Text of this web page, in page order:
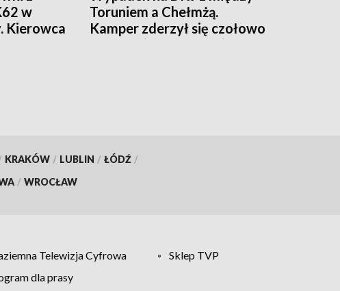
w
Kierowca
Toruniem a Chełmżą.
Kamper zderzył się czołowo
z autem (aktualizacja)
KRAKÓW / LUBLIN / ŁÓDŹ /
/ WROCŁAW
Telewizja Cyfrowa
Sklep TVP
dla prasy